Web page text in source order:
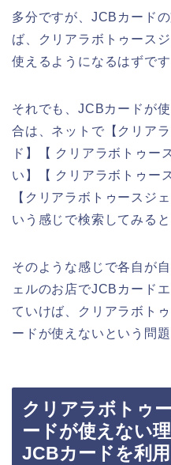
多分ですが、JCBカード
ば、クリアラボトゥース
使えるようになるはずです
それでも、JCBカードが
合は、ネットで【クリア
ド】【 クリアラボトゥ
い】【 クリアラボトゥー
【クリアラボトゥースジ
いう感じで検索してみると
そのような感じで各自が
ェルのお店でJCBカード
ていけば、クリアラボト
ードが使えないという問
クリアラボトゥ
ードが使えない
JCBカードを利用